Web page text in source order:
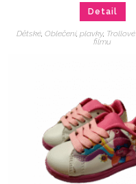
Detail
Dětské ,Oblečení,plavky,
filmu